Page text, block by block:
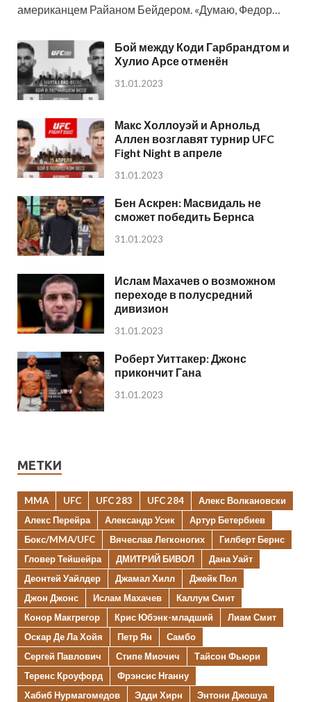
американцем Райаном Бейдером. «Думаю, Федор…
Бой между Коди Гарбрандтом и
Хулио Арсе отменён
31.01.2023
Макс Холлоуэй и Арнольд
Аллен возглавят турнир UFC
Fight Night в апреле
31.01.2023
Бен Аскрен: Масвидаль не
сможет победить Бернса
31.01.2023
Ислам Махачев о возможном
переходе в полусредний
дивизион
31.01.2023
Роберт Уиттакер: Джонс
прикончит Гана
31.01.2023
МЕТКИ
MMA UFC UFC 283 UFC 284
Алекс Волкановски
Алекс Перейра
Александр Усик
Артур Бетербиев
Бокс/MMA/UFC
Вячеслав Легконогих
Гилберт Бернс
Гловер Тейшейра
ДМИТРИЙ БИВОЛ
Дана Уайт
Деонтей Уайлдер
Джамал Хилл
Джейк Пол
Джон Джонс
Ислам Махачев
Каллум Смит
Конор Макгрегор
Крис Юбэнк-младший
Лиам Смит
Оскар Де Ла Хойя
Петр Ян
Самбо
Сергей Павлович
Стипе Миочич
Тайсон Фьюри
Теренс Кроуфорд
Фрэнсис Нганну
Хабиб Нурмагомедов
Эдди Хирн
Энтони Джошуа